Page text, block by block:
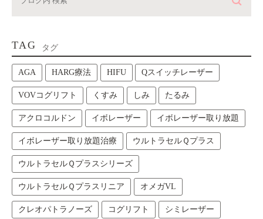
TAG タグ
AGA HARG療法 HIFU Qスイッチレーザー
VOVコグリフト くすみ しみ たるみ
アクロコルドン イボレーザー イボレーザー取り放題
イボレーザー取り放題治療 ウルトラセルＱプラス
ウルトラセルＱプラスシリーズ
ウルトラセルＱプラスリニア オメガVL
クレオパトラノーズ コグリフト シミレーザー